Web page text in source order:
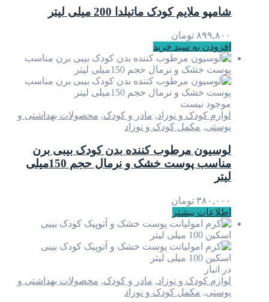
شامپو ملایم کودک ماتیلدا 200 میلی لیتر
۸۹۹,۸۰۰ تومان
افزودن به سبد خرید
موجود نیست
لوازم کودک و نوزاد, مادر و کودک, محصولات بهداشتی و
پوستی, مکمل کودک و نوزاد
لوسیون مرطوب کننده بدن کودک بیبی برن
مناسب پوست خشک و نرمال حجم 150میلی
لیتر
۳۸۰,۰۰۰ تومان
اطلاعات بیشتر
در انبار
لوازم کودک و نوزاد, مادر و کودک, محصولات بهداشتی و
پوستی, مکمل کودک و نوزاد